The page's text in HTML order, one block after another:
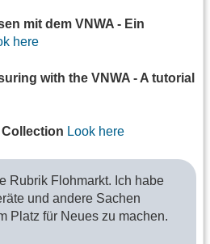
mit dem VNWA - Ein
here
with the VNWA - A tutorial
Collection Look here
Rubrik Flohmarkt. Ich habe
und andere Sachen
Platz für Neues zu machen.